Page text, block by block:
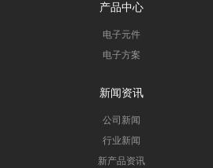
产品中心
电子元件
电子方案
新闻资讯
公司新闻
行业新闻
新产品资讯